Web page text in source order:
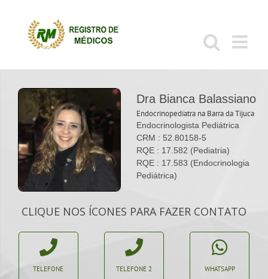
conteúdo
Dra Bianca Balassiano
Endocrinopediatra na Barra da Tijuca
Endocrinologista Pediátrica
CRM : 52.80158-5
RQE : 17.582 (Pediatria)
RQE : 17.583 (Endocrinologia
Pediátrica)
CLIQUE NOS ÍCONES PARA FAZER CONTATO
TELEFONE TELEFONE 2 WHATSAPP